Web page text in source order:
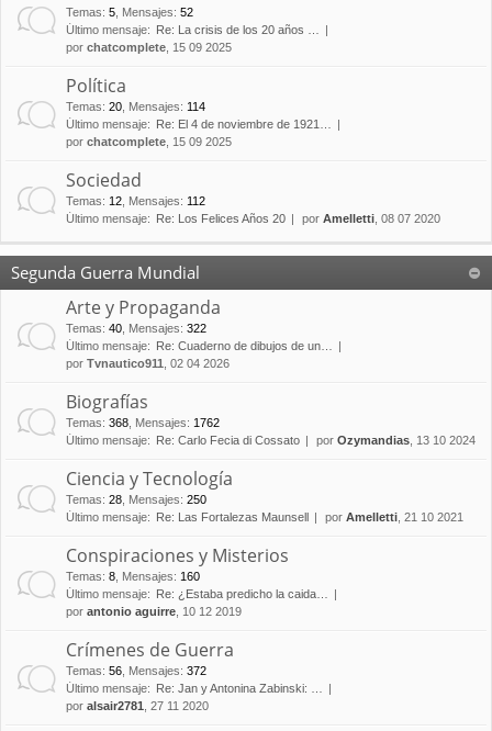
Temas: 5 Mensajes: 52
Último mensaje:
Re: La crisis de los 20 años …
por chatcomplete , 15 09 2025
Política
Temas: 20 Mensajes: 114
Último mensaje:
Re: El 4 de noviembre de 1921…
por chatcomplete , 15 09 2025
Sociedad
Temas: 12 Mensajes: 112
Último mensaje:
Re: Los Felices Años 20 por Amelletti , 08 07 2020
Segunda Guerra Mundial
Arte y Propaganda
Temas: 40 Mensajes: 322
Último mensaje:
Re: Cuaderno de dibujos de un…
por Tvnautico911 , 02 04 2026
Biografías
Temas: 368 Mensajes: 1762
Último mensaje:
Re: Carlo Fecia di Cossato por Ozymandias , 13 10 2024
Ciencia y Tecnología
Temas: 28 Mensajes: 250
Último mensaje:
Re: Las Fortalezas Maunsell por Amelletti , 21 10 2021
Conspiraciones y Misterios
Temas: 8 Mensajes: 160
Último mensaje:
Re: ¿Estaba predicho la caida…
por antonio aguirre , 10 12 2019
Crímenes de Guerra
Temas: 56 Mensajes: 372
Último mensaje:
Re: Jan y Antonina Zabinski: …
por alsair2781 , 27 11 2020